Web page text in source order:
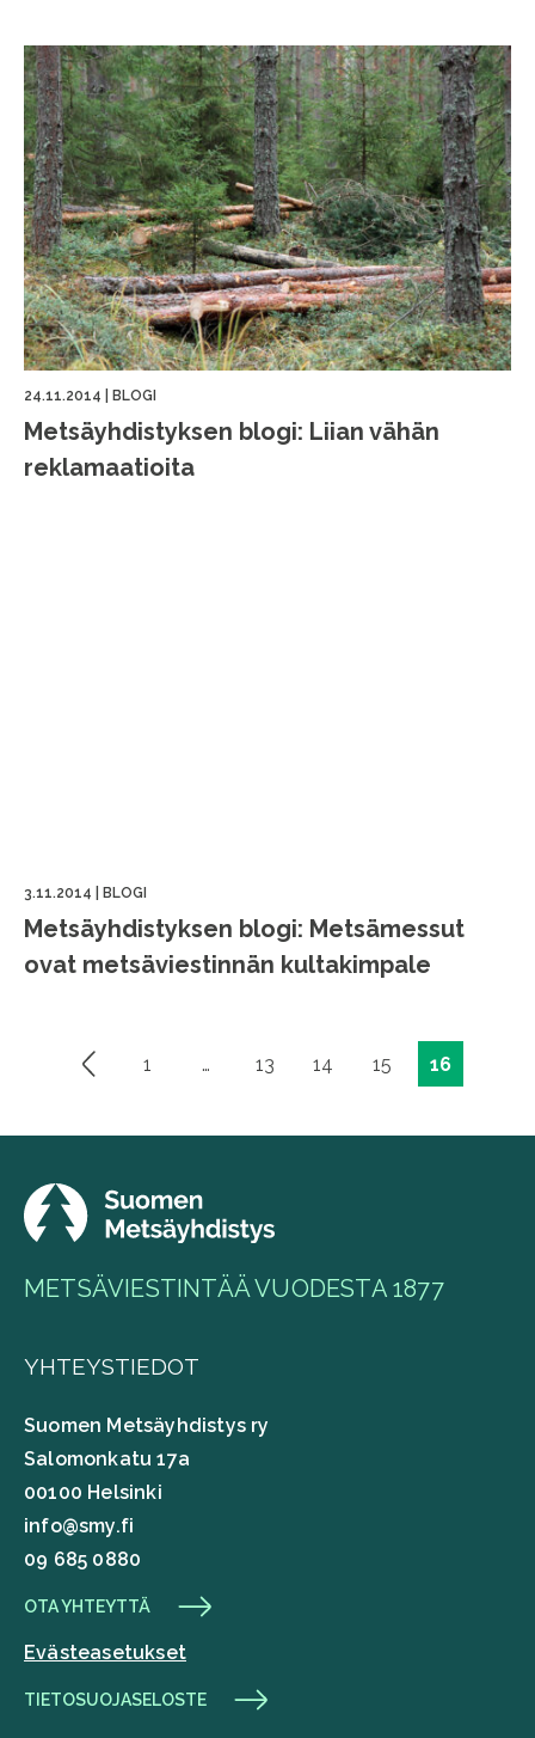
24.11.2014 BLOGI
Metsäyhdistyksen blogi: Liian vähän
reklamaatioita
3.11.2014 BLOGI
Metsäyhdistyksen blogi: Metsämessut
ovat metsäviestinnän kultakimpale
Artikkelien
1 … 13 14 15 16
METSÄVIESTINTÄÄ VUODESTA 1877
YHTEYSTIEDOT
Suomen Metsäyhdistys ry
Salomonkatu 17a
00100 Helsinki
info@smy.fi
09 685 0880
OTA YHTEYTTÄ
Evästeasetukset
TIETOSUOJASELOSTE